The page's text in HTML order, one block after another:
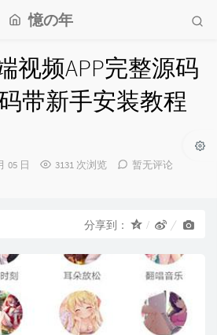
憶の年
视频APP完整源码
码带新手安装教程
05 日 3131 次浏览
暂无评论
分享到：